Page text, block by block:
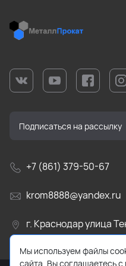
+7 (861) 379-50-67
krom8888@yandex.ru
г. Краснодар улица
Мы используем файлы
сайта, Вы соглашаетесь с